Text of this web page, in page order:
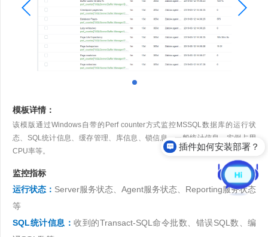
模板详情：
该模版通过Windows自带的Perf counter方式监控MSSQL数据库的运行状
态、SQL统计信息、缓存管理、库信息、锁信息、一般统计信息、实例占用
CPU率等。
监控指标
运行状态： Server服务状态、Agent服务状态、Reporting服务状态
等
SQL统计信息： 收到的Transact-SQL命令批数、错误SQL数、编
插件如何安装部署？